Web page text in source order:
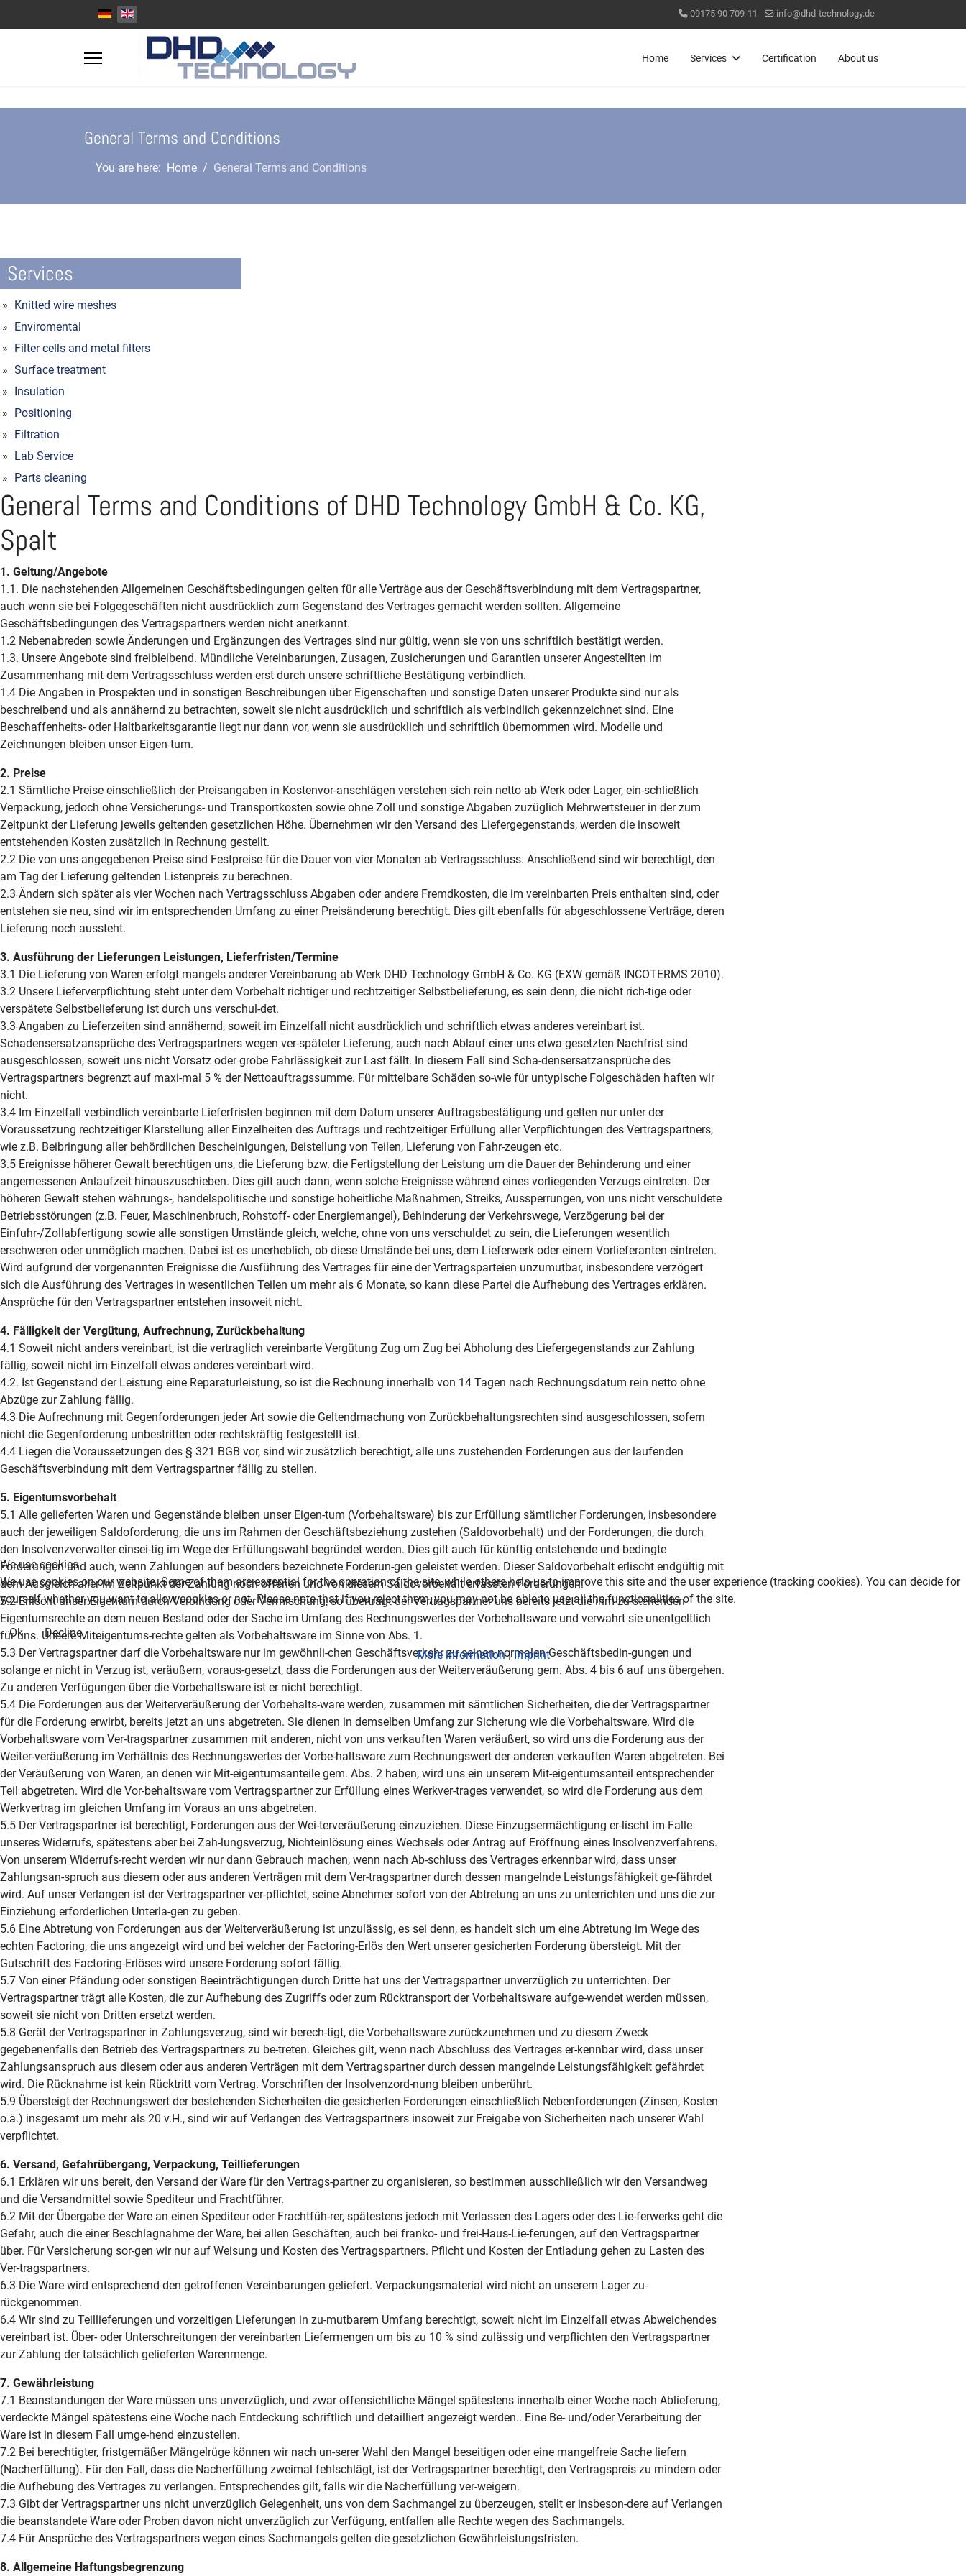
Select your language 09175 90 709-11 info@dhd-technology.de
Home Services Certification About us
General Terms and Conditions
You are here: Home General Terms and Conditions
Services
Knitted wire meshes
Enviromental
Filter cells and metal filters
Surface treatment
Insulation
Positioning
Filtration
Lab Service
Parts cleaning
General Terms and Conditions of DHD Technology GmbH & Co. KG,
Spalt
1. Geltung/Angebote
1.1. Die nachstehenden Allgemeinen Geschäftsbedingungen gelten für alle Verträge aus der Geschäftsverbindung mit dem Vertragspartner,
auch wenn sie bei Folgegeschäften nicht ausdrücklich zum Gegenstand des Vertrages gemacht werden sollten. Allgemeine
Geschäftsbedingungen des Vertragspartners werden nicht anerkannt.
1.2 Nebenabreden sowie Änderungen und Ergänzungen des Vertrages sind nur gültig, wenn sie von uns schriftlich bestätigt werden.
1.3. Unsere Angebote sind freibleibend. Mündliche Vereinbarungen, Zusagen, Zusicherungen und Garantien unserer Angestellten im
Zusammenhang mit dem Vertragsschluss werden erst durch unsere schriftliche Bestätigung verbindlich.
1.4 Die Angaben in Prospekten und in sonstigen Beschreibungen über Eigenschaften und sonstige Daten unserer Produkte sind nur als
beschreibend und als annähernd zu betrachten, soweit sie nicht ausdrücklich und schriftlich als verbindlich gekennzeichnet sind. Eine
Beschaffenheits- oder Haltbarkeitsgarantie liegt nur dann vor, wenn sie ausdrücklich und schriftlich übernommen wird. Modelle und
Zeichnungen bleiben unser Eigen-tum.
2. Preise
2.1 Sämtliche Preise einschließlich der Preisangaben in Kostenvor-anschlägen verstehen sich rein netto ab Werk oder Lager, ein-schließlich
Verpackung, jedoch ohne Versicherungs- und Transportkosten sowie ohne Zoll und sonstige Abgaben zuzüglich Mehrwertsteuer in der zum
Zeitpunkt der Lieferung jeweils geltenden gesetzlichen Höhe. Übernehmen wir den Versand des Liefergegenstands, werden die insoweit
entstehenden Kosten zusätzlich in Rechnung gestellt.
2.2 Die von uns angegebenen Preise sind Festpreise für die Dauer von vier Monaten ab Vertragsschluss. Anschließend sind wir berechtigt, den
am Tag der Lieferung geltenden Listenpreis zu berechnen.
2.3 Ändern sich später als vier Wochen nach Vertragsschluss Abgaben oder andere Fremdkosten, die im vereinbarten Preis enthalten sind, oder
entstehen sie neu, sind wir im entsprechenden Umfang zu einer Preisänderung berechtigt. Dies gilt ebenfalls für abgeschlossene Verträge, deren
Lieferung noch aussteht.
3. Ausführung der Lieferungen Leistungen, Lieferfristen/Termine
3.1 Die Lieferung von Waren erfolgt mangels anderer Vereinbarung ab Werk DHD Technology GmbH & Co. KG (EXW gemäß INCOTERMS 2010).
3.2 Unsere Lieferverpflichtung steht unter dem Vorbehalt richtiger und rechtzeitiger Selbstbelieferung, es sein denn, die nicht rich-tige oder
verspätete Selbstbelieferung ist durch uns verschul-det.
3.3 Angaben zu Lieferzeiten sind annähernd, soweit im Einzelfall nicht ausdrücklich und schriftlich etwas anderes vereinbart ist.
Schadensersatzansprüche des Vertragspartners wegen ver-späteter Lieferung, auch nach Ablauf einer uns etwa gesetzten Nachfrist sind
ausgeschlossen, soweit uns nicht Vorsatz oder grobe Fahrlässigkeit zur Last fällt. In diesem Fall sind Scha-densersatzansprüche des
Vertragspartners begrenzt auf maxi-mal 5 % der Nettoauftragssumme. Für mittelbare Schäden so-wie für untypische Folgeschäden haften wir
nicht.
3.4 Im Einzelfall verbindlich vereinbarte Lieferfristen beginnen mit dem Datum unserer Auftragsbestätigung und gelten nur unter der
Voraussetzung rechtzeitiger Klarstellung aller Einzelheiten des Auftrags und rechtzeitiger Erfüllung aller Verpflichtungen des Vertragspartners,
wie z.B. Beibringung aller behördlichen Bescheinigungen, Beistellung von Teilen, Lieferung von Fahr-zeugen etc.
3.5 Ereignisse höherer Gewalt berechtigen uns, die Lieferung bzw. die Fertigstellung der Leistung um die Dauer der Behinderung und einer
angemessenen Anlaufzeit hinauszuschieben. Dies gilt auch dann, wenn solche Ereignisse während eines vorliegenden Verzugs eintreten. Der
höheren Gewalt stehen währungs-, handelspolitische und sonstige hoheitliche Maßnahmen, Streiks, Aussperrungen, von uns nicht verschuldete
Betriebsstörungen (z.B. Feuer, Maschinenbruch, Rohstoff- oder Energiemangel), Behinderung der Verkehrswege, Verzögerung bei der
Einfuhr-/Zollabfertigung sowie alle sonstigen Umstände gleich, welche, ohne von uns verschuldet zu sein, die Lieferungen wesentlich
erschweren oder unmöglich machen. Dabei ist es unerheblich, ob diese Umstände bei uns, dem Lieferwerk oder einem Vorlieferanten eintreten.
Wird aufgrund der vorgenannten Ereignisse die Ausführung des Vertrages für eine der Vertragsparteien unzumutbar, insbesondere verzögert
sich die Ausführung des Vertrages in wesentlichen Teilen um mehr als 6 Monate, so kann diese Partei die Aufhebung des Vertrages erklären.
Ansprüche für den Vertragspartner entstehen insoweit nicht.
4. Fälligkeit der Vergütung, Aufrechnung, Zurückbehaltung
4.1 Soweit nicht anders vereinbart, ist die vertraglich vereinbarte Vergütung Zug um Zug bei Abholung des Liefergegenstands zur Zahlung
fällig, soweit nicht im Einzelfall etwas anderes vereinbart wird.
4.2. Ist Gegenstand der Leistung eine Reparaturleistung, so ist die Rechnung innerhalb von 14 Tagen nach Rechnungsdatum rein netto ohne
Abzüge zur Zahlung fällig.
4.3 Die Aufrechnung mit Gegenforderungen jeder Art sowie die Geltendmachung von Zurückbehaltungsrechten sind ausgeschlossen, sofern
nicht die Gegenforderung unbestritten oder rechtskräftig festgestellt ist.
4.4 Liegen die Voraussetzungen des § 321 BGB vor, sind wir zusätzlich berechtigt, alle uns zustehenden Forderungen aus der laufenden
Geschäftsverbindung mit dem Vertragspartner fällig zu stellen.
5. Eigentumsvorbehalt
5.1 Alle gelieferten Waren und Gegenstände bleiben unser Eigen-tum (Vorbehaltsware) bis zur Erfüllung sämtlicher Forderungen, insbesondere
auch der jeweiligen Saldoforderung, die uns im Rahmen der Geschäftsbeziehung zustehen (Saldovorbehalt) und der Forderungen, die durch
den Insolvenzverwalter einsei-tig im Wege der Erfüllungswahl begründet werden. Dies gilt auch für künftig entstehende und bedingte
Forderungen und auch, wenn Zahlungen auf besonders bezeichnete Forderun-gen geleistet werden. Dieser Saldovorbehalt erlischt endgültig mit
dem Ausgleich aller im Zeitpunkt der Zahlung noch offenen und von diesem Saldovorbehalt erfassten Forderungen.
5.2 Erlischt unser Eigentum durch Verbindung oder Vermischung, so überträgt der Vertragspartner uns bereits jetzt die ihm zu-stehenden
Eigentumsrechte an dem neuen Bestand oder der Sache im Umfang des Rechnungswertes der Vorbehaltsware und verwahrt sie unentgeltlich
für uns. Unsere Miteigentums-rechte gelten als Vorbehaltsware im Sinne von Abs. 1.
5.3 Der Vertragspartner darf die Vorbehaltsware nur im gewöhnli-chen Geschäftsverkehr zu seinen normalen Geschäftsbedin-gungen und
solange er nicht in Verzug ist, veräußern, voraus-gesetzt, dass die Forderungen aus der Weiterveräußerung gem. Abs. 4 bis 6 auf uns übergehen.
Zu anderen Verfügungen über die Vorbehaltsware ist er nicht berechtigt.
5.4 Die Forderungen aus der Weiterveräußerung der Vorbehalts-ware werden, zusammen mit sämtlichen Sicherheiten, die der Vertragspartner
für die Forderung erwirbt, bereits jetzt an uns abgetreten. Sie dienen in demselben Umfang zur Sicherung wie die Vorbehaltsware. Wird die
Vorbehaltsware vom Ver-tragspartner zusammen mit anderen, nicht von uns verkauften Waren veräußert, so wird uns die Forderung aus der
Weiter-veräußerung im Verhältnis des Rechnungswertes der Vorbe-haltsware zum Rechnungswert der anderen verkauften Waren abgetreten. Bei
der Veräußerung von Waren, an denen wir Mit-eigentumsanteile gem. Abs. 2 haben, wird uns ein unserem Mit-eigentumsanteil entsprechender
Teil abgetreten. Wird die Vor-behaltsware vom Vertragspartner zur Erfüllung eines Werkver-trages verwendet, so wird die Forderung aus dem
Werkvertrag im gleichen Umfang im Voraus an uns abgetreten.
5.5 Der Vertragspartner ist berechtigt, Forderungen aus der Wei-terveräußerung einzuziehen. Diese Einzugsermächtigung er-lischt im Falle
unseres Widerrufs, spätestens aber bei Zah-lungsverzug, Nichteinlösung eines Wechsels oder Antrag auf Eröffnung eines Insolvenzverfahrens.
Von unserem Widerrufs-recht werden wir nur dann Gebrauch machen, wenn nach Ab-schluss des Vertrages erkennbar wird, dass unser
Zahlungsan-spruch aus diesem oder aus anderen Verträgen mit dem Ver-tragspartner durch dessen mangelnde Leistungsfähigkeit ge-fährdet
wird. Auf unser Verlangen ist der Vertragspartner ver-pflichtet, seine Abnehmer sofort von der Abtretung an uns zu unterrichten und uns die zur
Einziehung erforderlichen Unterla-gen zu geben.
5.6 Eine Abtretung von Forderungen aus der Weiterveräußerung ist unzulässig, es sei denn, es handelt sich um eine Abtretung im Wege des
echten Factoring, die uns angezeigt wird und bei welcher der Factoring-Erlös den Wert unserer gesicherten Forderung übersteigt. Mit der
Gutschrift des Factoring-Erlöses wird unsere Forderung sofort fällig.
5.7 Von einer Pfändung oder sonstigen Beeinträchtigungen durch Dritte hat uns der Vertragspartner unverzüglich zu unterrichten. Der
Vertragspartner trägt alle Kosten, die zur Aufhebung des Zugriffs oder zum Rücktransport der Vorbehaltsware aufge-wendet werden müssen,
soweit sie nicht von Dritten ersetzt werden.
5.8 Gerät der Vertragspartner in Zahlungsverzug, sind wir berech-tigt, die Vorbehaltsware zurückzunehmen und zu diesem Zweck
gegebenenfalls den Betrieb des Vertragspartners zu be-treten. Gleiches gilt, wenn nach Abschluss des Vertrages er-kennbar wird, dass unser
Zahlungsanspruch aus diesem oder aus anderen Verträgen mit dem Vertragspartner durch dessen mangelnde Leistungsfähigkeit gefährdet
wird. Die Rücknahme ist kein Rücktritt vom Vertrag. Vorschriften der Insolvenzord-nung bleiben unberührt.
5.9 Übersteigt der Rechnungswert der bestehenden Sicherheiten die gesicherten Forderungen einschließlich Nebenforderungen (Zinsen, Kosten
o.ä.) insgesamt um mehr als 20 v.H., sind wir auf Verlangen des Vertragspartners insoweit zur Freigabe von Sicherheiten nach unserer Wahl
verpflichtet.
6. Versand, Gefahrübergang, Verpackung, Teillieferungen
6.1 Erklären wir uns bereit, den Versand der Ware für den Vertrags-partner zu organisieren, so bestimmen ausschließlich wir den Versandweg
und die Versandmittel sowie Spediteur und Frachtführer.
6.2 Mit der Übergabe der Ware an einen Spediteur oder Frachtfüh-rer, spätestens jedoch mit Verlassen des Lagers oder des Lie-ferwerks geht die
Gefahr, auch die einer Beschlagnahme der Ware, bei allen Geschäften, auch bei franko- und frei-Haus-Lie-ferungen, auf den Vertragspartner
über. Für Versicherung sor-gen wir nur auf Weisung und Kosten des Vertragspartners. Pflicht und Kosten der Entladung gehen zu Lasten des
Ver-tragspartners.
6.3 Die Ware wird entsprechend den getroffenen Vereinbarungen geliefert. Verpackungsmaterial wird nicht an unserem Lager zu-
rückgenommen.
6.4 Wir sind zu Teillieferungen und vorzeitigen Lieferungen in zu-mutbarem Umfang berechtigt, soweit nicht im Einzelfall etwas Abweichendes
vereinbart ist. Über- oder Unterschreitungen der vereinbarten Liefermengen um bis zu 10 % sind zulässig und verpflichten den Vertragspartner
zur Zahlung der tatsächlich gelieferten Warenmenge.
7. Gewährleistung
7.1 Beanstandungen der Ware müssen uns unverzüglich, und zwar offensichtliche Mängel spätestens innerhalb einer Woche nach Ablieferung,
verdeckte Mängel spätestens eine Woche nach Entdeckung schriftlich und detailliert angezeigt werden.. Eine Be- und/oder Verarbeitung der
Ware ist in diesem Fall umge-hend einzustellen.
7.2 Bei berechtigter, fristgemäßer Mängelrüge können wir nach un-serer Wahl den Mangel beseitigen oder eine mangelfreie Sache liefern
(Nacherfüllung). Für den Fall, dass die Nacherfüllung zweimal fehlschlägt, ist der Vertragspartner berechtigt, den Vertragspreis zu mindern oder
die Aufhebung des Vertrages zu verlangen. Entsprechendes gilt, falls wir die Nacherfüllung ver-weigern.
7.3 Gibt der Vertragspartner uns nicht unverzüglich Gelegenheit, uns von dem Sachmangel zu überzeugen, stellt er insbeson-dere auf Verlangen
die beanstandete Ware oder Proben davon nicht unverzüglich zur Verfügung, entfallen alle Rechte wegen des Sachmangels.
7.4 Für Ansprüche des Vertragspartners wegen eines Sachmangels gelten die gesetzlichen Gewährleistungsfristen.
8. Allgemeine Haftungsbegrenzung
We use cookies
We use cookies on our website. Some of them are essential for the operation of the site, while others help us to improve this site and the user experience (tracking cookies). You can decide for
yourself whether you want to allow cookies or not. Please note that if you reject them, you may not be able to use all the functionalities of the site.
Ok
Decline
More information|Imprint